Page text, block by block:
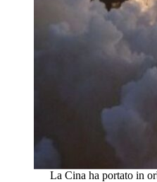
La Cina ha portato in